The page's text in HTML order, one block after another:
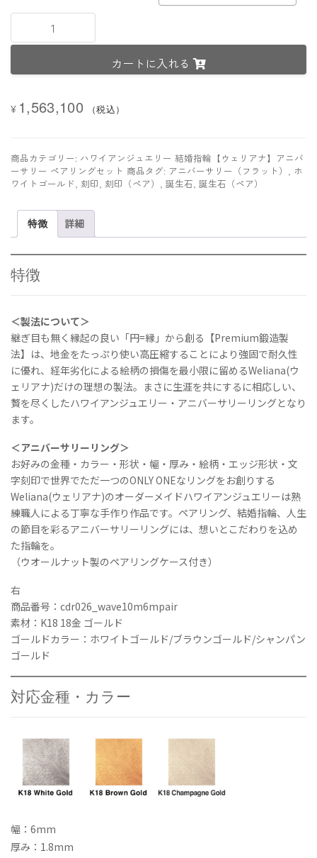
【プ
ミ
ム
造
リ
ン
グ】
ホ
イ
ト
ゴ
ー
ド
《
デ
ュ
ア
ル
ト
ー
/
フ
ラ
ッ
ト
》
幅
6mm
と
10mm
ア
ニ
バ
ー
サ
リ
ー
ペ
ッ
個
カートに入れる
¥ 1,563,100 （税込）
商品カテゴリー: ハワイアンジュエリー 結婚指輪【ウェリアナ】アニバ
ーサリー ペアリングセット 商品タグ: アニバーサリー（フラット） , ホ
ワイトゴールド, 刻印, 刻印（ペア） , 誕生石, 誕生石（ペア）
特徴 詳細
特徴
＜製法について＞
継ぎ目も無く縁起の良い「円=縁」から創る【Premium鍛造製
法】は、地金をたっぷり使い高圧縮することにより強固で耐久性
に優れ、経年劣化による絵柄の損傷を最小限に留めるWeliana(ウ
ェリアナ)だけの理想の製法。まさに生涯を共にするに相応しい、
贅を尽くしたハワイアンジュエリー・アニバーサリーリングとなり
ます。
＜アニバーサリーリング＞
お好みの金種・カラー・形状・幅・厚み・絵柄・エッジ形状・文
字刻印で世界でただ一つのONLY ONEなリングをお創りする
Weliana(ウェリアナ)のオーダーメイドハワイアンジュエリーは熟
練職人による丁寧な手作り作品です。ペアリング、結婚指輪、人生
の節目を彩るアニバーサリーリングには、想いとこだわりを込め
た指輪を。
（ウオールナット製のペアリングケース付き）
右
商品番号：cdr026_wave10m6mpair
素材：K18 18金 ゴールド
ゴールドカラー：ホワイトゴールド/ブラウンゴールド/シャンパン
ゴールド
対応金種・カラー
幅：6mm
厚み：1.8mm